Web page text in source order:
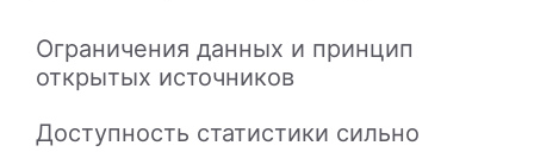
Ограничения данных и принцип
открытых источников
Доступность статистики сильно